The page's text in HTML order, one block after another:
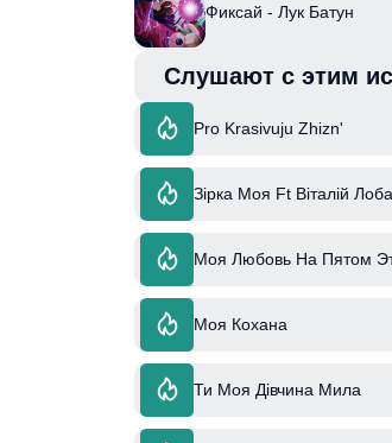
Фиксай - Лук Батун
Слушают с этим
Pro Krasivuju Zhizn'
Зірка Моя Ft Віталій
Моя Любовь На Пятом
Моя Кохана
Ти Моя Дівчина Мила